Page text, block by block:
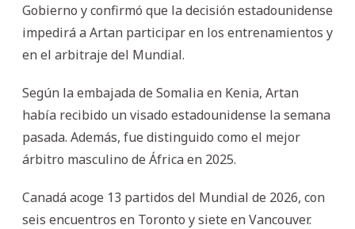
Gobierno y confirmó que la decisión estadounidense
impedirá a Artan participar en los entrenamientos y
en el arbitraje del Mundial.
Según la embajada de Somalia en Kenia, Artan
había recibido un visado estadounidense la semana
pasada. Además, fue distinguido como el mejor
árbitro masculino de África en 2025.
Canadá acoge 13 partidos del Mundial de 2026, con
seis encuentros en Toronto y siete en Vancouver.